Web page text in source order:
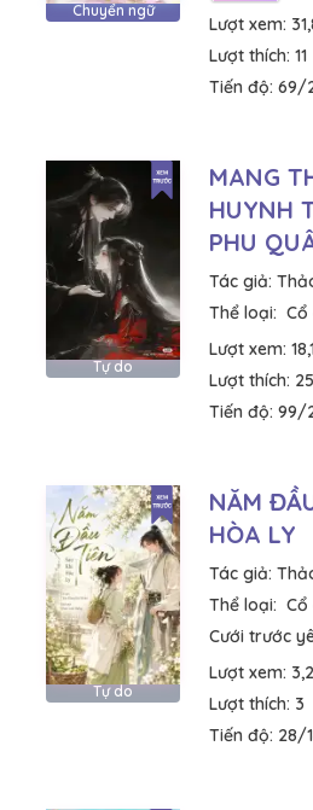
Chuyển ngữ
Lượt xem:
Lượt thích: 11
Tiến độ: 69/
Tự do
MANG
HUYNH
PHU
Tác giả:
Thể loại: Cổ
Lượt xem:
Lượt thích: 25
Tiến độ: 99/
Tự do
NĂM
HÒA LY
Tác giả:
Thể loại: Cổ
Cưới trước
Lượt xem:
Lượt thích: 3
Tiến độ: 28/